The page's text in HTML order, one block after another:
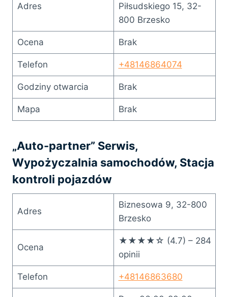
Adres
Piłsudskiego 15, 32-
800 Brzesko
Ocena Brak
Telefon +48146864074
Godziny otwarcia Brak
Mapa Brak
„Auto-partner” Serwis,
Wypożyczalnia samochodów, Stacja
kontroli pojazdów
Adres
Biznesowa 9, 32-800
Brzesko
Ocena
★★★★☆ (4.7) – 284
opinii
Telefon +48146863680